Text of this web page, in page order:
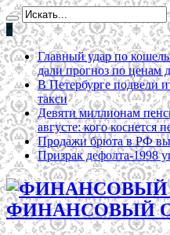
*
Главный удар по
дали прогноз по ценам
В Петербурге подвели
такси
Девяти миллионам
августе: кого коснется
Продажи брюта в РФ
Призрак дефолта-1998
ФИНАНСОВЫЙ